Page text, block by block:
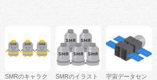
SMRのキャラク SMRのイラスト 宇宙データセン